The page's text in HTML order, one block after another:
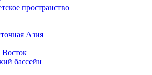
пространство
Азия
бассейн